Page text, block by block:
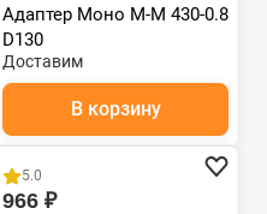
Адаптер Моно М-М 430-0.8
D130
Доставим
В корзину
5.0
966 ₽